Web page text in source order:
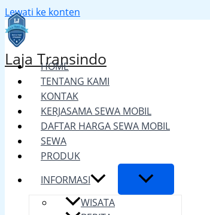
Lewati ke konten
Laja Transindo
HOME
TENTANG KAMI
KONTAK
KERJASAMA SEWA MOBIL
DAFTAR HARGA SEWA MOBIL
SEWA
PRODUK
INFORMASI
WISATA